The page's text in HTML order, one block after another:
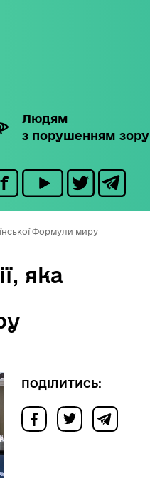
Людям
з порушенням зору
Формули миру
яка
ПОДІЛИТИСЬ: